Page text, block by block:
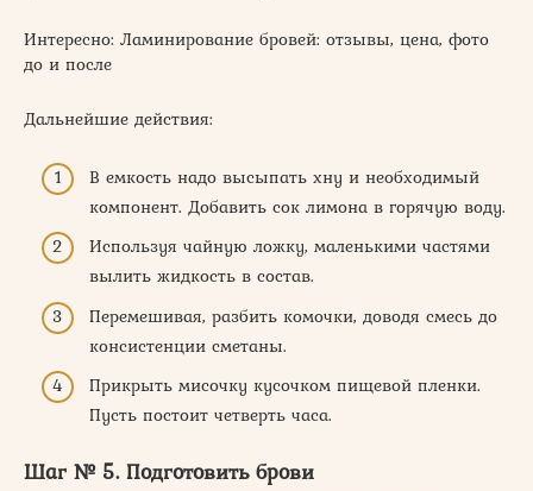
Интересно: Ламинирование бровей: отзывы, цена, фото
до и после
Дальнейшие действия:
В емкость надо высыпать хну и необходимый
компонент. Добавить сок лимона в горячую воду.
Используя чайную ложку, маленькими частями
вылить жидкость в состав.
Перемешивая, разбить комочки, доводя смесь до
консистенции сметаны.
Прикрыть мисочку кусочком пищевой пленки.
Пусть постоит четверть часа.
Шаг № 5. Подготовить брови